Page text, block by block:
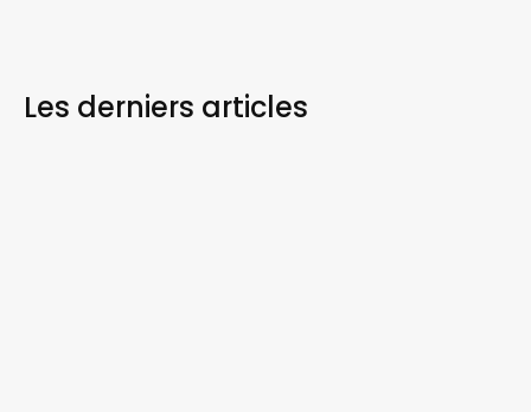
Les derniers articles